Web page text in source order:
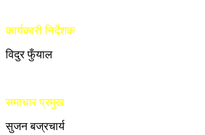
कार्यकारी निर्देशक
विदुर फुँयाल
समाचार प्रमुख
सुजन बज्रचार्य